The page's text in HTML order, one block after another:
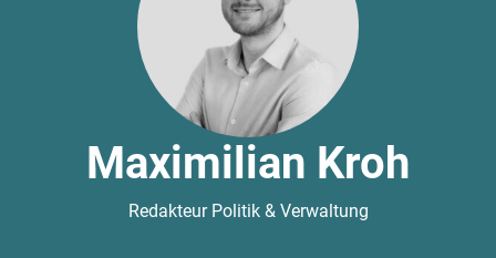
Maximilian Kroh
Redakteur Politik & Verwaltung